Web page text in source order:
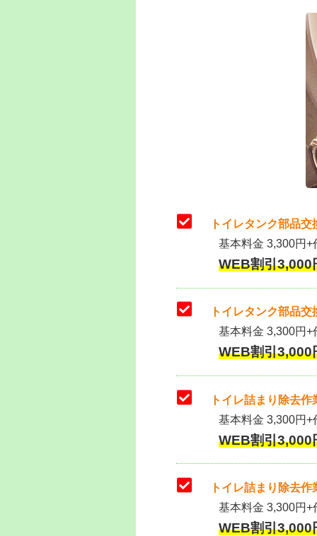
トイレタンク部品
基本料金 3,300円
WEB割引
トイレタンク部品
基本料金 3,300円+
WEB割引
トイレ詰まり除去作
基本料金 3,300円+
WEB割引
トイレ詰まり除去
基本料金 3,300円+
WEB割引